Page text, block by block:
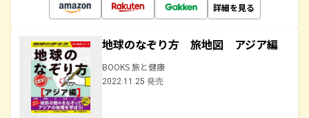
詳細を見る
地球のなぞり方 旅地図 アジア編
BOOKS 旅と健康
2022.11.25 発売